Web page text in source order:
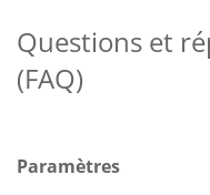
Questions et
(FAQ)
Paramètres